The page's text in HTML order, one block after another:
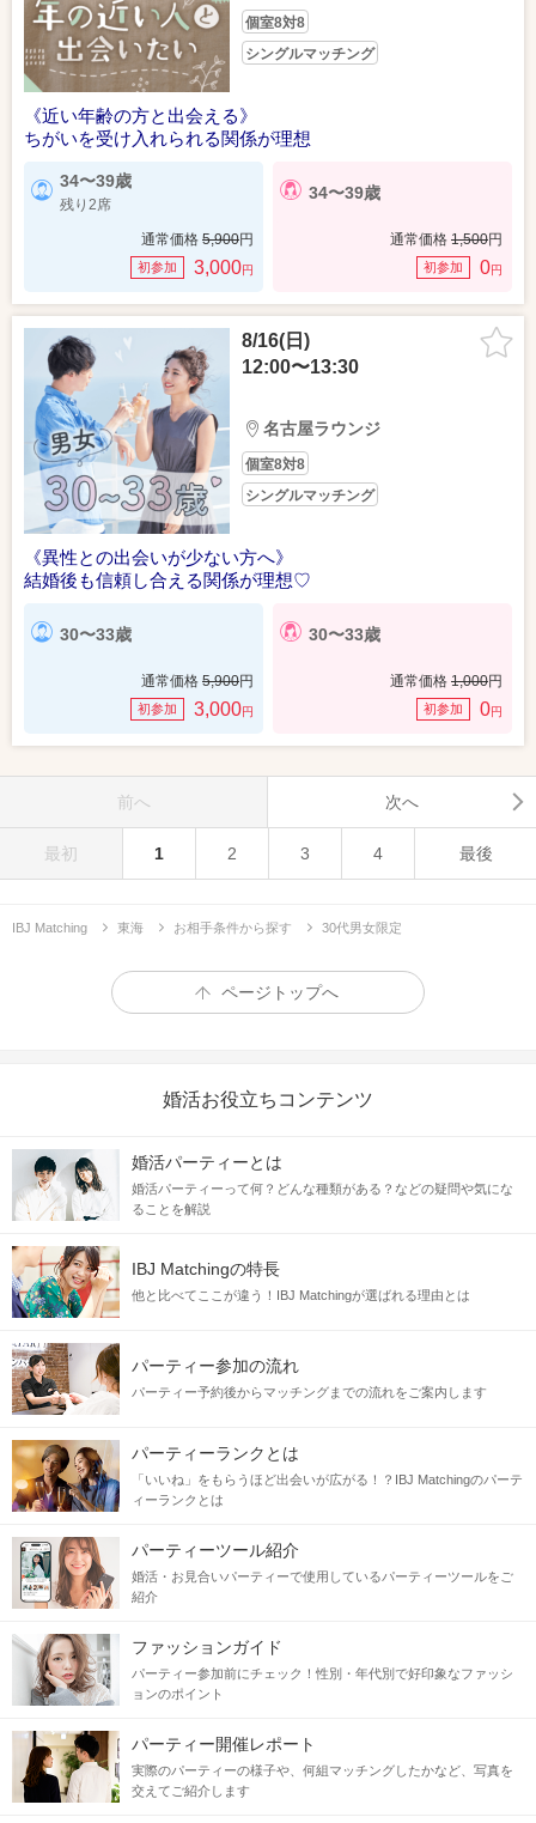
個室8対8
シングルマッチング
《近い年齢の方と出会える》
ちがいを受け入れられる関係が理想
34〜39歳
残り2席
通常価格 5,900円
初参加 3,000円
34〜39歳
通常価格 1,500円
初参加 0円
8/16(日)
12:00〜13:30
名古屋ラウンジ
個室8対8
シングルマッチング
《異性との出会いが少ない方へ》
結婚後も信頼し合える関係が理想♡
30〜33歳
通常価格 5,900円
初参加 3,000円
30〜33歳
通常価格 1,000円
初参加 0円
前へ 次へ
最初 1 2 3 4 最後
IBJ Matching 東海 お相手条件から探す 30代男女限定
ページトップへ
婚活お役立ちコンテンツ
婚活パーティーとは
婚活パーティーって何？どんな種類がある？などの疑問や気にな
ることを解説
IBJ Matchingの特長
他と比べてここが違う！IBJ Matchingが選ばれる理由とは
パーティー参加の流れ
パーティー予約後からマッチングまでの流れをご案内します
パーティーランクとは
「いいね」をもらうほど出会いが広がる！？IBJ Matchingのパーテ
ィーランクとは
パーティーツール紹介
婚活・お見合いパーティーで使用しているパーティーツールをご
紹介
ファッションガイド
パーティー参加前にチェック！性別・年代別で好印象なファッシ
ョンのポイント
パーティー開催レポート
実際のパーティーの様子や、何組マッチングしたかなど、写真を
交えてご紹介します